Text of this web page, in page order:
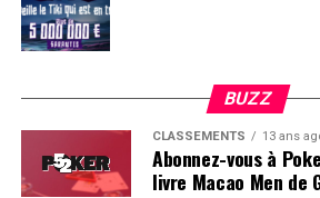
La victoire de Chotec clôture donc ce
climat, tout était au top et très bien
d’événement.
BUZZ
CLASSEMENTS 13 ans
Abonnez-vous à
livre Macao Men de